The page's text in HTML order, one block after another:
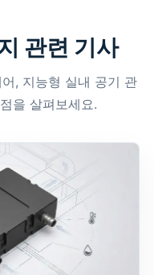
관련 기사
, 지능형 실내 공기 관
을 살펴보세요.